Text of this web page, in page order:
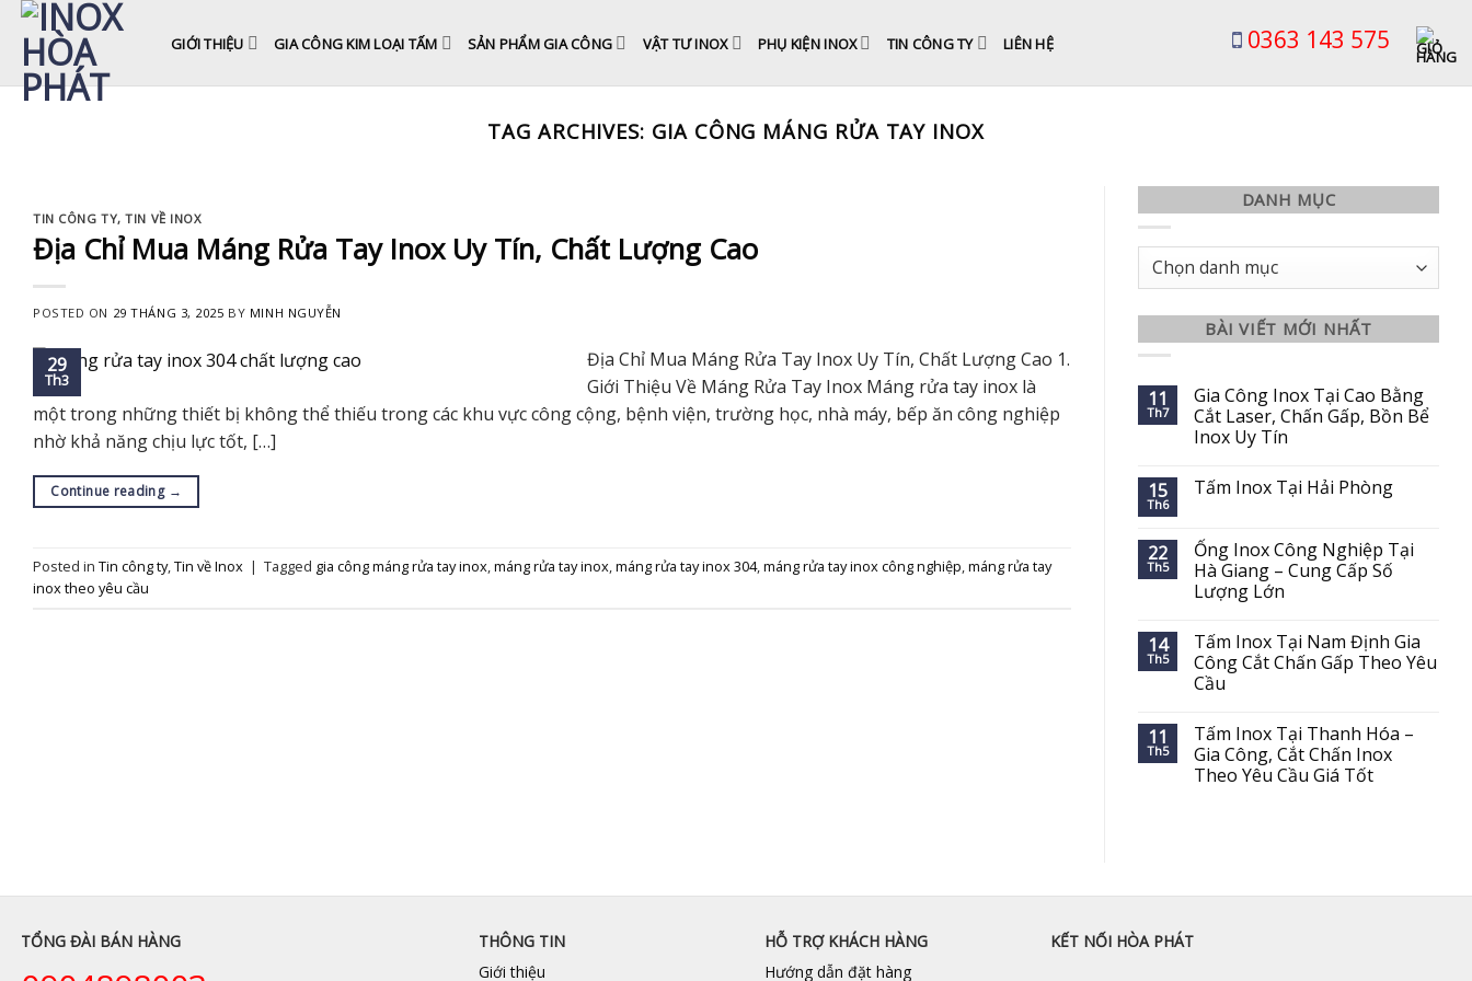
Skip
content
GIỚI THIỆU GIA CÔNG KIM LOẠI TẤM SẢN PHẨM GIA CÔNG VẬT TƯ INOX PHỤ KIỆN INOX TIN CÔNG TY LIÊN HỆ 0363 143 575
TAG ARCHIVES: GIA CÔNG MÁNG RỬA TAY INOX
TIN CÔNG TY,TIN VỀ INOX
Địa Chỉ Mua Máng Rửa Tay Inox Uy Tín, Chất Lượng Cao
POSTED ON 29 THÁNG 3, 2025 BY MINH NGUYỄN
29
Th3
Địa Chỉ Mua Máng Rửa Tay Inox Uy Tín, Chất Lượng Cao 1.
Giới Thiệu Về Máng Rửa Tay Inox Máng rửa tay inox là
một trong những thiết bị không thể thiếu trong các khu vực công cộng, bệnh viện, trường học, nhà máy, bếp ăn công nghiệp
nhờ khả năng chịu lực tốt, […]
Continue reading →
Posted in Tin công ty,Tin về Inox | Tagged gia công máng rửa tay inox,máng rửa tay inox,máng rửa tay inox 304,máng rửa tay inox công nghiệp,máng rửa tay
inox theo yêu cầu
DANH MỤC
Danh
BÀI VIẾT MỚI NHẤT
11
Th7
Gia Công Inox Tại Cao Bằng
Cắt Laser, Chấn Gấp, Bồn Bể
Inox Uy Tín
15
Th6
Tấm Inox Tại Hải Phòng
22
Th5
Ống Inox Công Nghiệp Tại
Hà Giang – Cung Cấp Số
Lượng Lớn
14
Th5
Tấm Inox Tại Nam Định Gia
Công Cắt Chấn Gấp Theo Yêu
Cầu
11
Th5
Tấm Inox Tại Thanh Hóa –
Gia Công, Cắt Chấn Inox
Theo Yêu Cầu Giá Tốt
TỔNG ĐÀI BÁN HÀNG
THÔNG TIN
Giới thiệu
HỖ TRỢ KHÁCH HÀNG
Hướng dẫn đặt hàng
KẾT NỐI HÒA PHÁT